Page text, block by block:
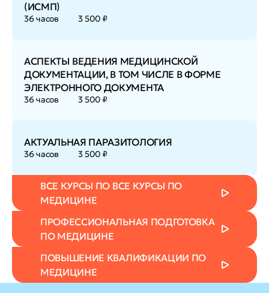
(ИСМП)
36 часов 3 500 ₽
АСПЕКТЫ ВЕДЕНИЯ МЕДИЦИНСКОЙ
ДОКУМЕНТАЦИИ, В ТОМ ЧИСЛЕ В ФОРМЕ
ЭЛЕКТРОННОГО ДОКУМЕНТА
36 часов 3 500 ₽
АКТУАЛЬНАЯ ПАРАЗИТОЛОГИЯ
36 часов 3 500 ₽
ВСЕ КУРСЫ ПО ВСЕ КУРСЫ ПО
МЕДИЦИНЕ
ПРОФЕССИОНАЛЬНАЯ ПОДГОТОВКА
ПО МЕДИЦИНЕ
ПОВЫШЕНИЕ КВАЛИФИКАЦИИ ПО
МЕДИЦИНЕ